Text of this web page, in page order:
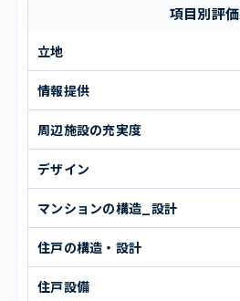
項目別評価
立地
情報提供
周辺施設の充実度
デザイン
マンションの構造_設計
住戸の構造・設計
住戸設備